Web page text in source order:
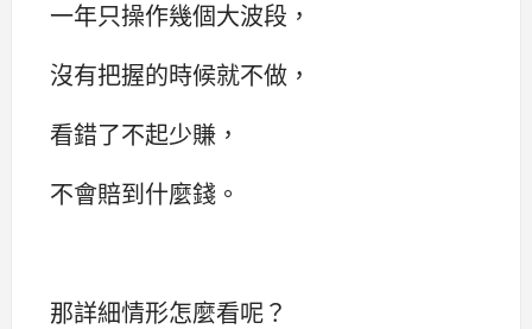
一年只操作幾個大波段，
沒有把握的時候就不做，
看錯了不起少賺，
不會賠到什麼錢。
那詳細情形怎麼看呢？